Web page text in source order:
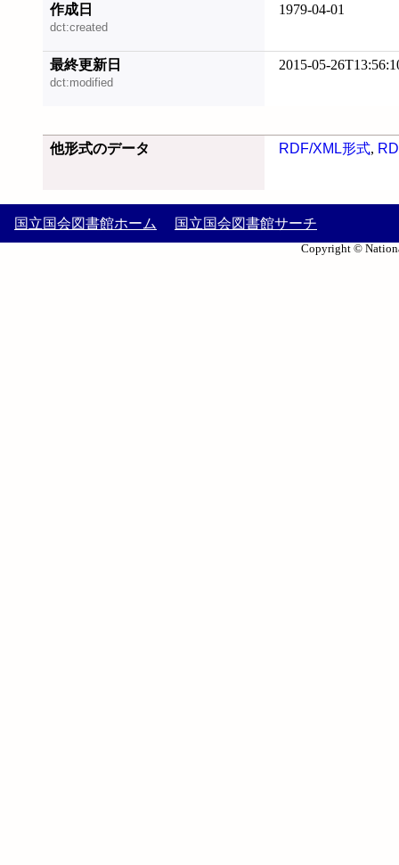
作成日
dct:created
1979-04-01
最終更新日
dct:modified
2015-05-
他形式のデータ RDF/XML形式,
国立国会図書館ホーム 国立国会図書館サーチ
Copyright ©